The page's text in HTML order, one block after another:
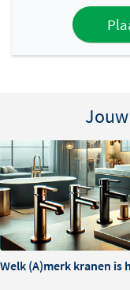
Welk (A)merk kranen is